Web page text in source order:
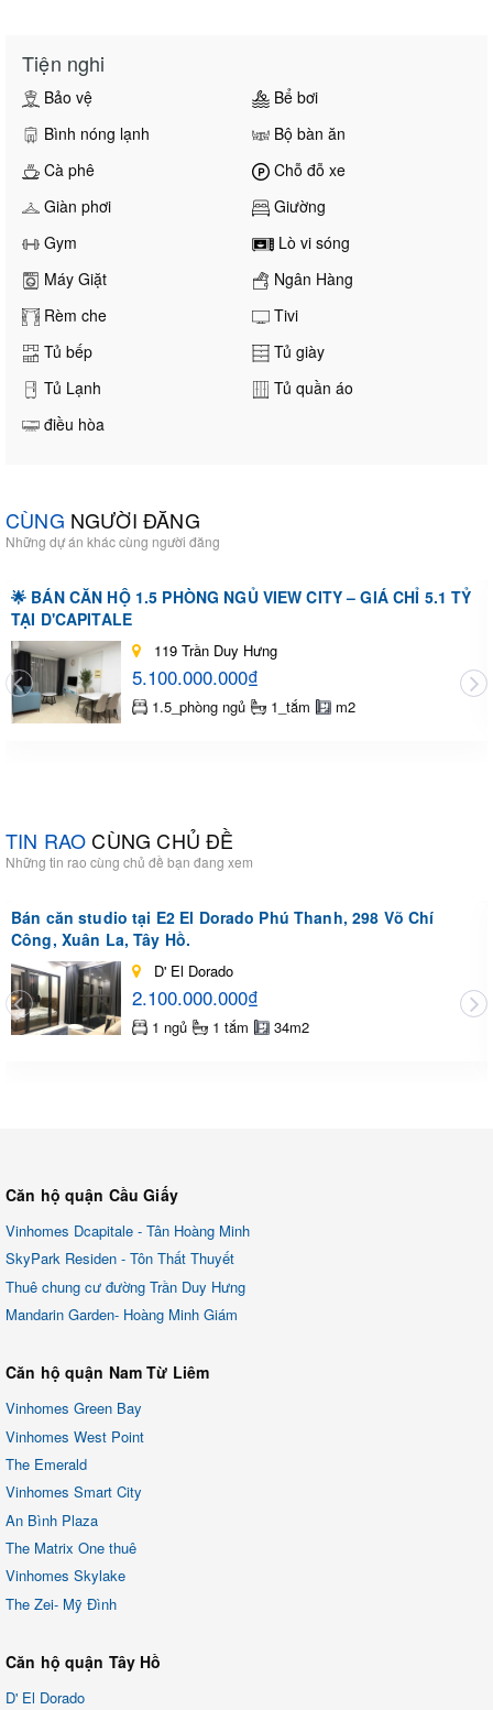
Tiện nghi
Bảo vệ
Bể bơi
Bình nóng lạnh
Bộ bàn ăn
Cà phê
Chỗ đỗ xe
Giàn phơi
Giường
Gym
Lò vi sóng
Máy Giặt
Ngân Hàng
Rèm che
Tivi
Tủ bếp
Tủ giày
Tủ Lạnh
Tủ quần áo
điều hòa
CÙNG NGƯỜI ĐĂNG
Những dự án khác cùng người đăng
🌟 BÁN CĂN HỘ 1.5 PHÒNG NGỦ VIEW CITY – GIÁ CHỈ 5.1 TỶ
TẠI D'CAPITALE
119 Trần Duy Hưng
5.100.000.000₫
1.5_phòng ngủ 1_tắm m2
TIN RAOCÙNG CHỦ ĐỀ
Những tin rao cùng chủ đề bạn đang xem
Bán căn studio tại E2 El Dorado Phú Thanh, 298 Võ Chí
Công, Xuân La, Tây Hồ.
D' El Dorado
2.100.000.000₫
1 ngủ 1 tắm 34m2
Căn hộ quận Cầu Giấy
Vinhomes Dcapitale - Tân Hoàng Minh
SkyPark Residen - Tôn Thất Thuyết
Thuê chung cư đường Trần Duy Hưng
Mandarin Garden- Hoàng Minh Giám
Căn hộ quận Nam Từ Liêm
Vinhomes Green Bay
Vinhomes West Point
The Emerald
Vinhomes Smart City
An Bình Plaza
The Matrix One thuê
Vinhomes Skylake
The Zei- Mỹ Đình
Căn hộ quận Tây Hồ
D' El Dorado